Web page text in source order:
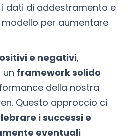
dati di addestramento e
per aumentare
e negativi,
framework solido
della nostra
Questo approccio ci
i successi e
eventuali